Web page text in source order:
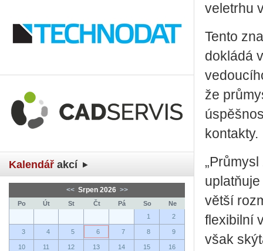
Kalendář akcí
<< Srpen 2026 >>
Po Út St Čt Pá So
Ne
1
2
3 4 5 6 7 8 9
10 11 12 13 14 15 16
veletrhu
Tento
dokládá
že
kontakty.
větší
flexibilní
však